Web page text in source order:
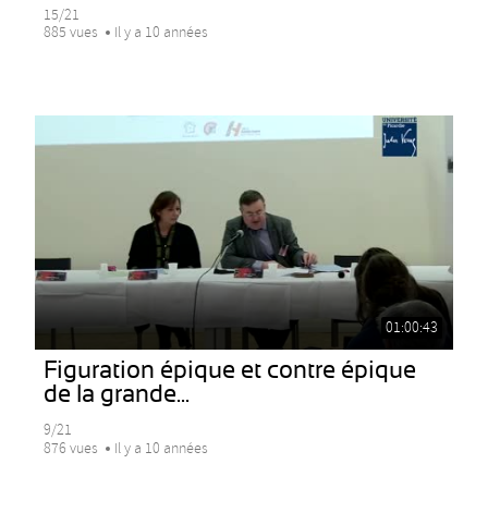
15/21
885 vues
Il y a 10 années
01:00:43
Figuration épique et contre épique
de la grande...
9/21
876 vues
Il y a 10 années